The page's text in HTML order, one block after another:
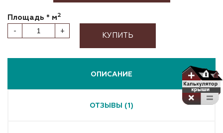
Площадь * м2
- + КУПИТЬ
ОПИСАНИЕ
ОТЗЫВЫ (1)